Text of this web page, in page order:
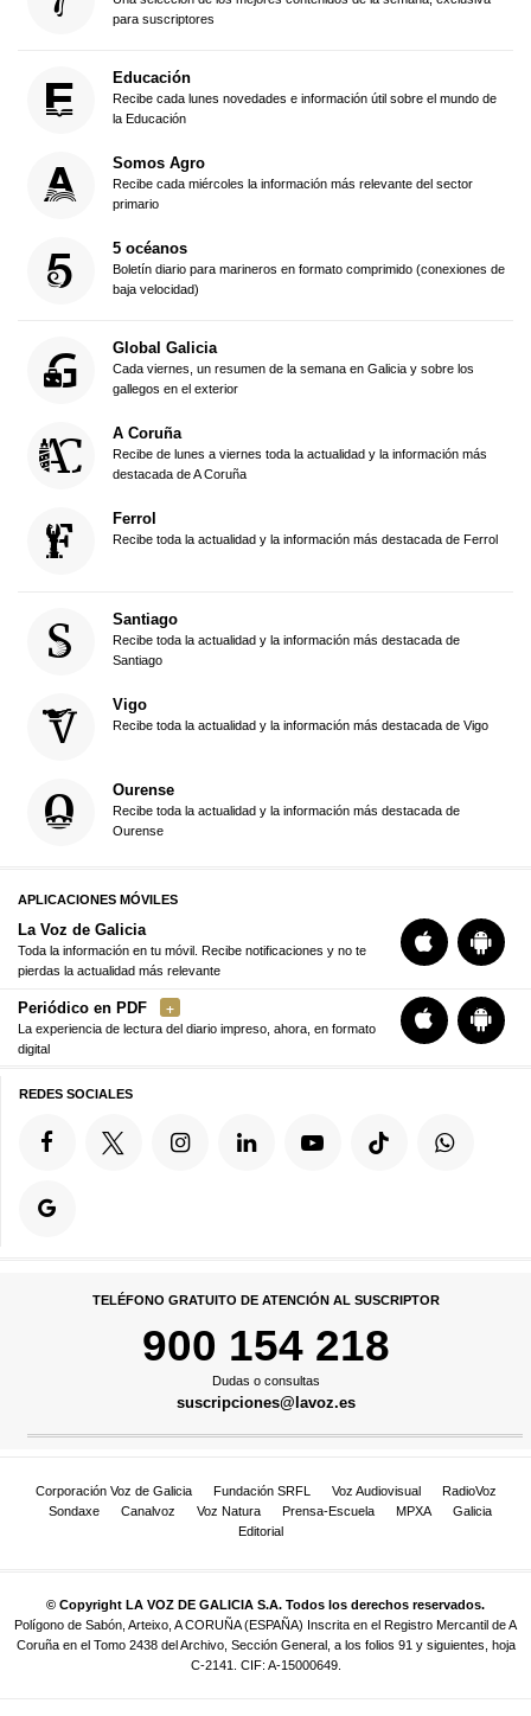
para suscriptores
Educación
Recibe cada lunes novedades e información útil sobre el mundo de
la Educación
Somos Agro
Recibe cada miércoles la información más relevante del sector
primario
5 océanos
Boletín diario para marineros en formato comprimido (conexiones de
baja velocidad)
Global Galicia
Cada viernes, un resumen de la semana en Galicia y sobre los
gallegos en el exterior
A Coruña
Recibe de lunes a viernes toda la actualidad y la información más
destacada de A Coruña
Ferrol
Recibe toda la actualidad y la información más destacada de Ferrol
Santiago
Recibe toda la actualidad y la información más destacada de
Santiago
Vigo
Recibe toda la actualidad y la información más destacada de Vigo
Ourense
Recibe toda la actualidad y la información más destacada de
Ourense
APLICACIONES MÓVILES
La Voz de Galicia
Toda la información en tu móvil. Recibe notificaciones y no te
pierdas la actualidad más relevante
Periódico en PDF
La experiencia de lectura del diario impreso, ahora, en formato
digital
REDES SOCIALES
TELÉFONO GRATUITO DE ATENCIÓN AL SUSCRIPTOR
900 154 218
Dudas o consultas
suscripciones@lavoz.es
Corporación Voz de Galicia Fundación SRFL Voz Audiovisual
RadioVoz
Sondaxe
Canalvoz Voz Natura Prensa-Escuela MPXA
Galicia
Editorial
© Copyright LA VOZ DE GALICIA S.A. Todos los derechos reservados.
Polígono de Sabón, Arteixo, A CORUÑA (ESPAÑA) Inscrita en el Registro Mercantil de A
Coruña en el Tomo 2438 del Archivo, Sección General, a los folios 91 y siguientes, hoja
C-2141. CIF: A-15000649.